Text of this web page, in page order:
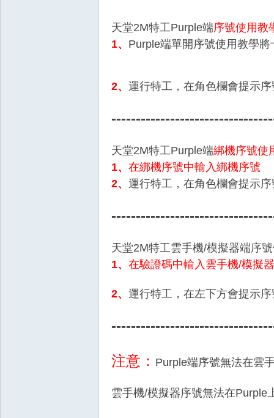
天堂2M特工Purple端序號使用教
1、 Purple端單開序號使用教學將
2、 運行特工，在角色欄會提示
天堂2M特工Purple端綁機序號使
1、 在綁機序號中輸入綁機序號
2、 運行特工，在角色欄會提示
天堂2M特工雲手機/模擬器端序
1、 在驗證碼中輸入雲手機/模擬
2、 運行特工，在左下方會提示
注意： Purple端序號無法在雲
雲手機/模擬器序號無法在Purple